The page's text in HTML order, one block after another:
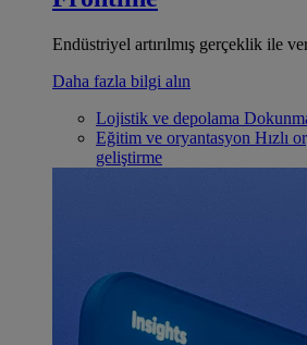
Endüstriyel artırılmış gerçeklik ile
Daha fazla bilgi alın
Lojistik ve depolama
Eğitim ve oryantasyon Hızlı
geliştirme